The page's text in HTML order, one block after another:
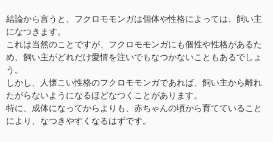
結論から言うと、フクロモモンガは個体や性格によっては、飼い主
になつきます。
これは当然のことですが、フクロモモンガにも個性や性格があるた
め、飼い主がどれだけ愛情を注いでもなつかないこともあるでしょ
う。
しかし、人懐こい性格のフクロモモンガであれば、飼い主から離れ
たがらないようになるほどなつくことがあります。
特に、成体になってからよりも、赤ちゃんの頃から育てていること
により、なつきやすくなるはずです。